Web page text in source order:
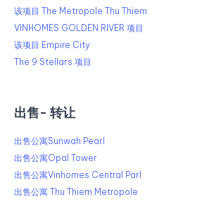
该项目 The Metropole Thu Thiem
VINHOMES GOLDEN RIVER 项目
该项目 Empire City
The 9 Stellars 项目
出售​​- 转让
出售公寓Sunwah Pearl
出售公寓Opal Tower
出售公寓Vinhomes Central Parl
出售公寓 Thu Thiem Metropole